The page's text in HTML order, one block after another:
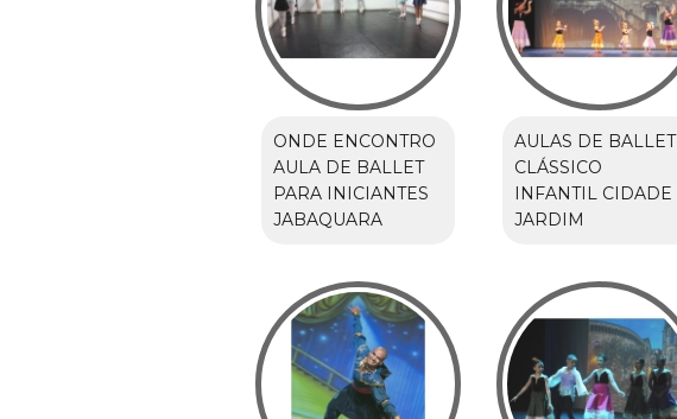
ONDE ENCONTRO
AULA DE BALLET
PARA INICIANTES
JABAQUARA
AULAS DE BALLET
CLÁSSICO
INFANTIL CIDADE
JARDIM